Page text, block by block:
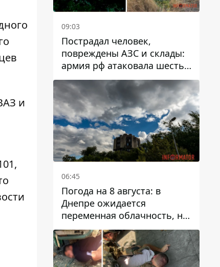
и
09:03
Пострадал человек,
повреждены АЗС и склады:
армия рф атаковала шесть
районов Днепропетровской
области
06:45
Погода на 8 августа: в
Днепре ожидается
переменная облачность, но
может пойти дождь